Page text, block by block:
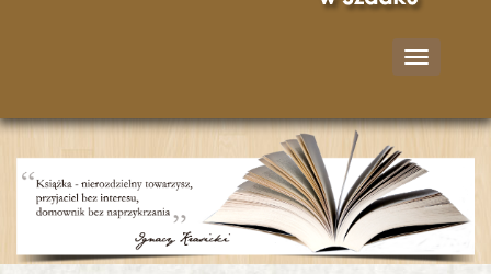
w
Szadku
Przełącz
nawigację